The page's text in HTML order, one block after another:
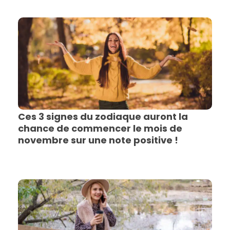
Ces 3 signes du zodiaque auront la
chance de commencer le mois de
novembre sur une note positive !